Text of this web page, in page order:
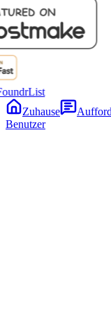
Zuhause
Benutzer